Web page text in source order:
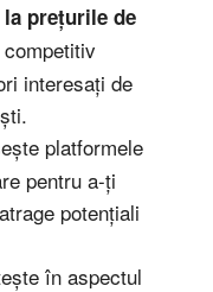
prețurile de
interesați de
platformele
pentru a-ți
potențiali
în aspectul